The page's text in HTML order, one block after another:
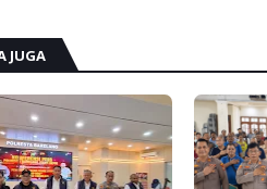
JUGA